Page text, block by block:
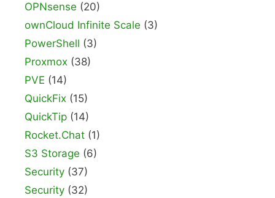
OPNsense (20)
ownCloud Infinite Scale (3)
PowerShell (3)
Proxmox (38)
PVE (14)
QuickFix (15)
QuickTip (14)
Rocket.Chat (1)
S3 Storage (6)
Security (37)
Security (32)